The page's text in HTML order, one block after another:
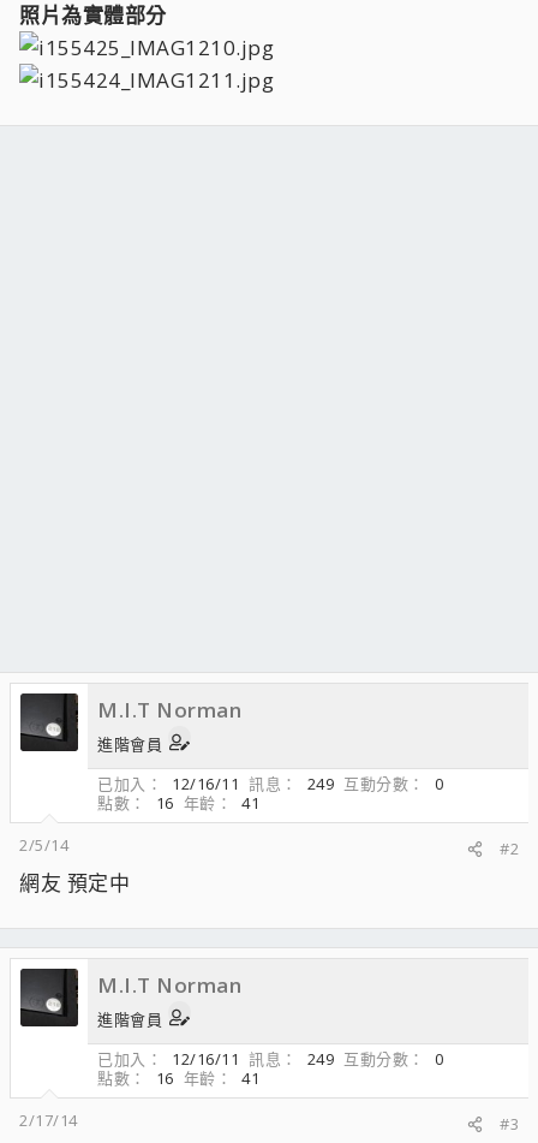
照片為實體部分
M.I.T Norman
進階會員
已加入
12/16/11 訊息 249 互動分數
0
點數
16 年齡
41
2/5/14
#2
網友 預定中
M.I.T Norman
進階會員
已加入
12/16/11 訊息 249 互動分數
0
點數
16 年齡
41
2/17/14
#3